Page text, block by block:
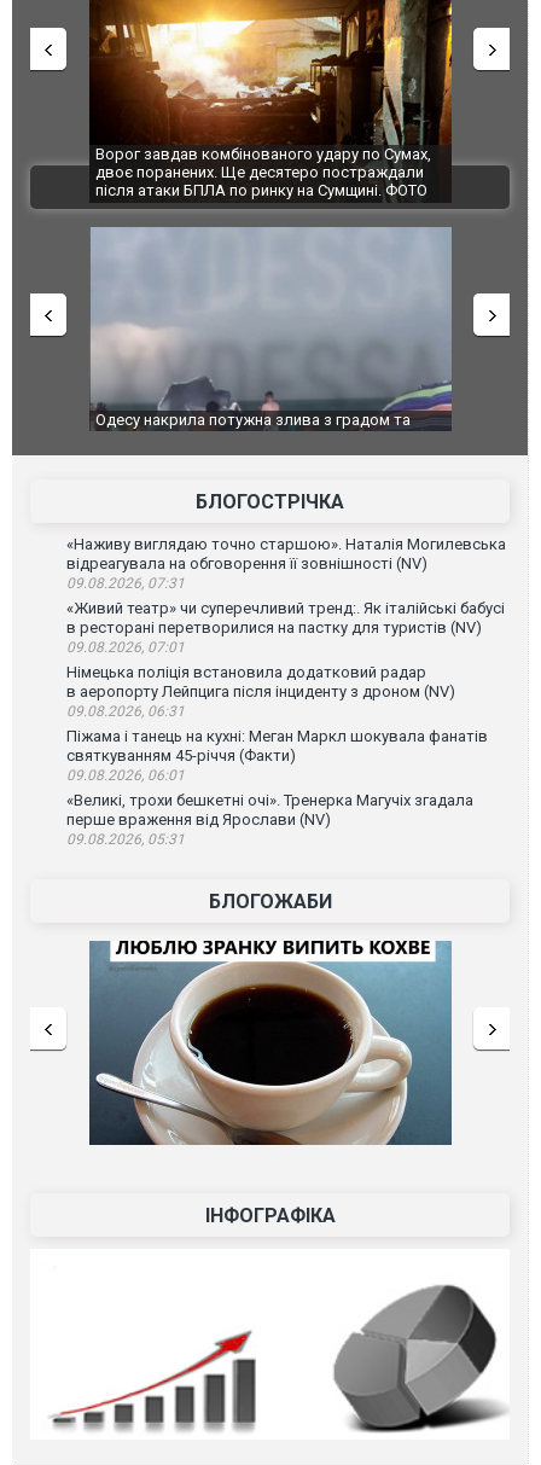
Ворог завдав комбінованого удару по Сумах,
двоє поранених. Ще десятеро постраждали
після атаки БПЛА по ринку на Сумщині. ФОТО
За 2000
склад
ВІДЕО
Одесу накрила потужна злива з градом та
Вже вивели
БЛОГОСТРІЧКА
«Наживу виглядаю точно старшою». Наталія Могилевська
відреагувала на обговорення її зовнішності (NV)
09.08.2026, 07:31
«Живий театр» чи суперечливий тренд:. Як італійські бабусі
в ресторані перетворилися на пастку для туристів (NV)
09.08.2026, 07:01
Німецька поліція встановила додатковий радар
в аеропорту Лейпцига після інциденту з дроном (NV)
09.08.2026, 06:31
Піжама і танець на кухні: Меган Маркл шокувала фанатів
святкуванням 45-річчя (Факти)
09.08.2026, 06:01
«Великі, трохи бешкетні очі». Тренерка Магучіх згадала
перше враження від Ярослави (NV)
09.08.2026, 05:31
БЛОГОЖАБИ
ІНФОГРАФІКА